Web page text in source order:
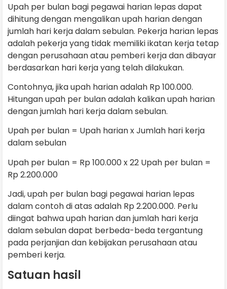
Upah per bulan bagi pegawai harian lepas dapat
dihitung dengan mengalikan upah harian dengan
jumlah hari kerja dalam sebulan. Pekerja harian lepas
adalah pekerja yang tidak memiliki ikatan kerja tetap
dengan perusahaan atau pemberi kerja dan dibayar
berdasarkan hari kerja yang telah dilakukan.
Contohnya, jika upah harian adalah Rp 100.000.
Hitungan upah per bulan adalah kalikan upah harian
dengan jumlah hari kerja dalam sebulan.
Upah per bulan = Upah harian x Jumlah hari kerja
dalam sebulan
Upah per bulan = Rp 100.000 x 22 Upah per bulan =
Rp 2.200.000
Jadi, upah per bulan bagi pegawai harian lepas
dalam contoh di atas adalah Rp 2.200.000. Perlu
diingat bahwa upah harian dan jumlah hari kerja
dalam sebulan dapat berbeda-beda tergantung
pada perjanjian dan kebijakan perusahaan atau
pemberi kerja.
Satuan hasil